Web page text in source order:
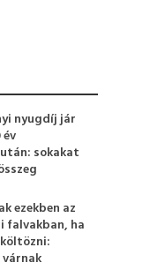
nyugdíj jár
sokakat
ezekben az
falvakban, ha